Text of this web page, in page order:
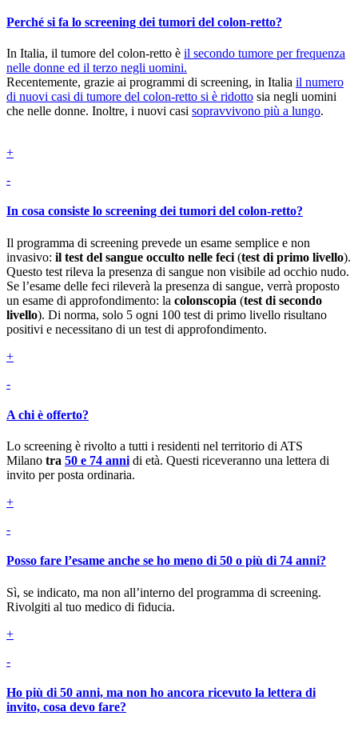
Perché si fa lo screening dei tumori del colon-retto?
In Italia, il tumore del colon-retto è il secondo tumore per frequenza
nelle donne ed il terzo negli uomini.
Recentemente, grazie ai programmi di screening, in Italia il numero
di nuovi casi di tumore del colon-retto si è ridotto sia negli uomini
che nelle donne. Inoltre, i nuovi casi sopravvivono più a lungo.
+
-
In cosa consiste lo screening dei tumori del colon-retto?
Il programma di screening prevede un esame semplice e non
invasivo: il test del sangue occulto nelle feci (test di primo livello).
Questo test rileva la presenza di sangue non visibile ad occhio nudo.
Se l’esame delle feci rileverà la presenza di sangue, verrà proposto
un esame di approfondimento: la colonscopia (test di secondo
livello). Di norma, solo 5 ogni 100 test di primo livello risultano
positivi e necessitano di un test di approfondimento.
+
-
A chi è offerto?
Lo screening è rivolto a tutti i residenti nel territorio di ATS
Milano tra 50 e 74 anni di età. Questi riceveranno una lettera di
invito per posta ordinaria.
+
-
Posso fare l’esame anche se ho meno di 50 o più di 74 anni?
Sì, se indicato, ma non all’interno del programma di screening.
Rivolgiti al tuo medico di fiducia.
+
-
Ho più di 50 anni, ma non ho ancora ricevuto la lettera di
invito, cosa devo fare?